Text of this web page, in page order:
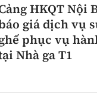
HKQT Nội
giá dịch vụ
phục vụ
Nhà ga T1